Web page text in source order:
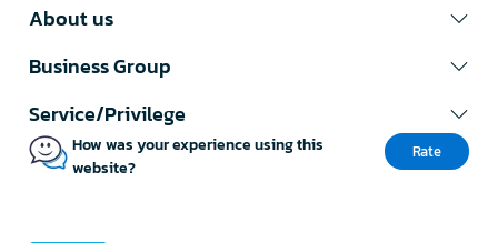
About us
Business Group
Service/Privilege
How was your experience using this
website?
Rate